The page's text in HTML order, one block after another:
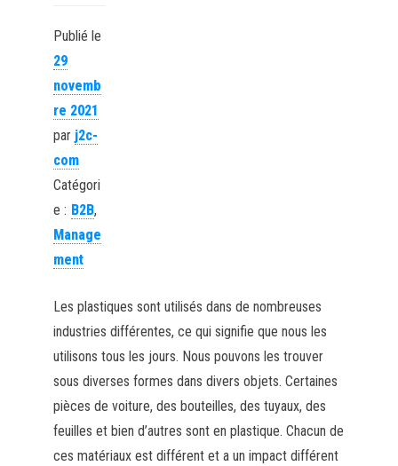
Publié le
29
novemb
re 2021
par j2c-
com
Catégori
e : B2B,
Manage
ment
Les plastiques sont utilisés dans de nombreuses
industries différentes, ce qui signifie que nous les
utilisons tous les jours. Nous pouvons les trouver
sous diverses formes dans divers objets. Certaines
pièces de voiture, des bouteilles, des tuyaux, des
feuilles et bien d’autres sont en plastique. Chacun de
ces matériaux est différent et a un impact différent